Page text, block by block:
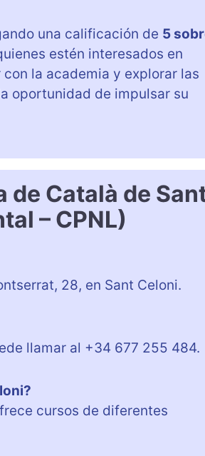
una calificación de 5
estén interesados en
la academia y explorar las
oportunidad de impulsar su
Català de
– CPNL)
28, en Sant Celoni.
llamar al +34 677 255 484.
cursos de diferentes